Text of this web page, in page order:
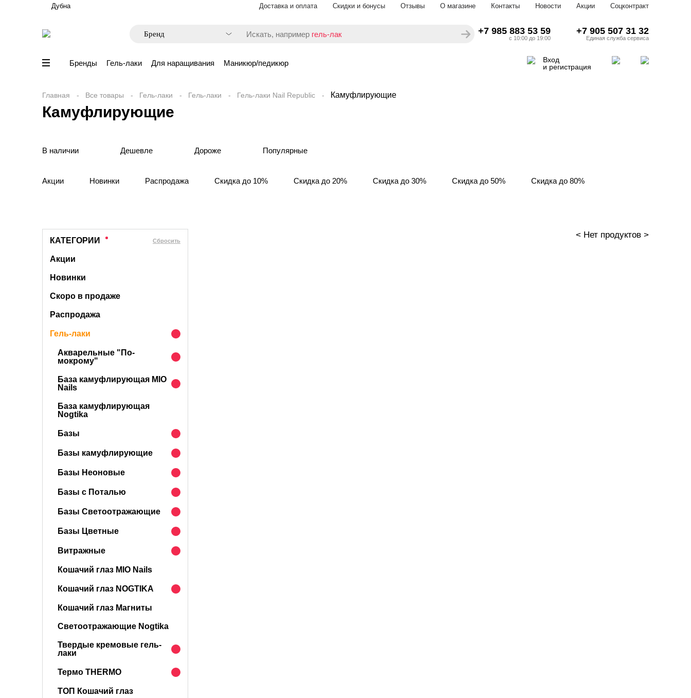
Дубна Доставка и оплата Скидки и бонусы Отзывы О магазине Контакты Новости Акции Соцконтракт
Искать, например гель-лак +7 985 883 53 59
с 10:00 до 19:00
+7 905 507 31 32
Единая служба сервиса
Бренды Гель-лаки Для наращивания Маникюр/педикюр
Вход
и регистрация
Главная Все товары Гель-лаки Гель-лаки Гель-лаки Nail Republic Камуфлирующие
Камуфлирующие
В наличии Дешевле Дороже Популярные
Акции Новинки Распродажа Скидка до 10% Скидка до 20% Скидка до 30% Скидка до 50% Скидка до 80%
КАТЕГОРИИ Cбросить
Акции
Новинки
Скоро в продаже
Распродажа
Гель-лаки
Акварельные "По-
мокрому"
База камуфлирующая MIO
Nails
База камуфлирующая
Nogtika
Базы
Базы камуфлирующие
Базы Неоновые
Базы с Поталью
Базы Светоотражающие
Базы Цветные
Витражные
Кошачий глаз MIO Nails
Кошачий глаз NOGTIKA
Кошачий глаз Магниты
Светоотражающие Nogtika
Твердые кремовые гель-
лаки
Термо THERMO
ТОП Кошачий глаз
< Нет продуктов >